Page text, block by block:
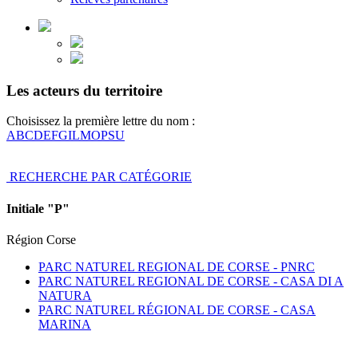
Les acteurs du territoire
Choisissez la première lettre du nom :
ABCDEFGILMOPSU
RECHERCHE PAR CATÉGORIE
Initiale "P"
Région Corse
PARC NATUREL REGIONAL DE CORSE - PNRC
PARC NATUREL REGIONAL DE CORSE - CASA DI A
NATURA
PARC NATUREL RÉGIONAL DE CORSE - CASA
MARINA